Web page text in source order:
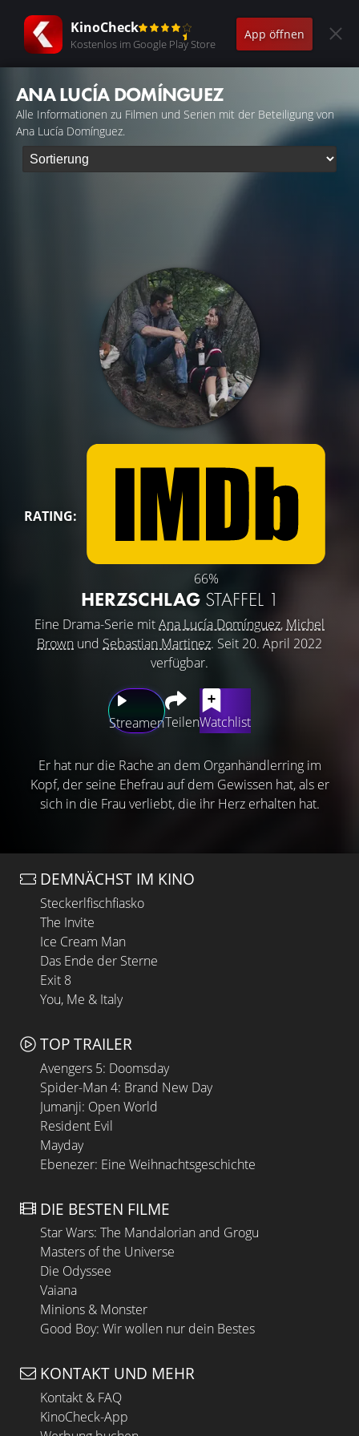
KinoCheck
Kostenlos im Google Play Store
App öffnen
ANA LUCÍA DOMÍNGUEZ
Alle Informationen zu Filmen und Serien mit der Beteiligung von
Ana Lucía Domínguez.
RATING:
66%
HERZSCHLAG STAFFEL 1
Eine Drama-Serie mitAna Lucía Domínguez, Michel
Brown und Sebastian Martinez. Seit 20. April 2022
verfügbar.
StreamenTeilenWatchlist
Er hat nur die Rache an dem Organhändlerring im
Kopf, der seine Ehefrau auf dem Gewissen hat, als er
sich in die Frau verliebt, die ihr Herz erhalten hat.
DEMNÄCHST IM KINO
Steckerlfischfiasko
The Invite
Ice Cream Man
Das Ende der Sterne
Exit 8
You, Me & Italy
TOP TRAILER
Avengers 5: Doomsday
Spider-Man 4: Brand New Day
Jumanji: Open World
Resident Evil
Mayday
Ebenezer: Eine Weihnachtsgeschichte
DIE BESTEN FILME
Star Wars: The Mandalorian and Grogu
Masters of the Universe
Die Odyssee
Vaiana
Minions & Monster
Good Boy: Wir wollen nur dein Bestes
KONTAKT UND MEHR
Kontakt & FAQ
KinoCheck-App